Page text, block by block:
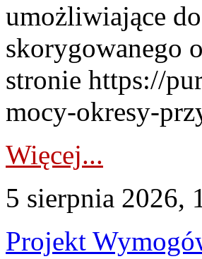
umożliwiające
skorygowanego
stronie https://
mocy-okresy-
Więcej...
5 sierpnia 2026,
Projekt